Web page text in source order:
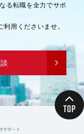
る転職を全力でサポ
用くださいませ。